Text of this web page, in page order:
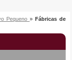
Pequeno » Fábricas de